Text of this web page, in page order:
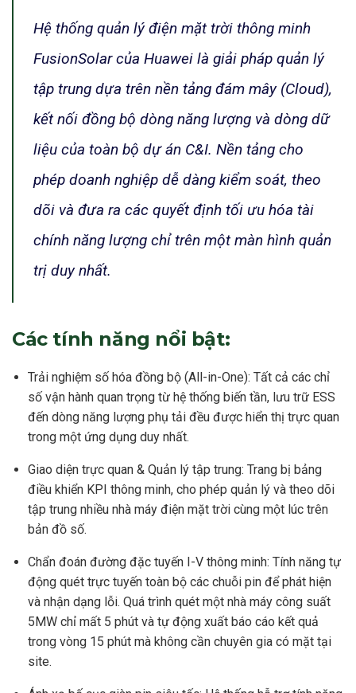
Hệ thống quản lý điện mặt trời thông minh
FusionSolar của Huawei là giải pháp quản lý
tập trung dựa trên nền tảng đám mây (Cloud),
kết nối đồng bộ dòng năng lượng và dòng dữ
liệu của toàn bộ dự án C&I. Nền tảng cho
phép doanh nghiệp dễ dàng kiểm soát, theo
dõi và đưa ra các quyết định tối ưu hóa tài
chính năng lượng chỉ trên một màn hình quản
trị duy nhất.
Các tính năng nổi bật:
Trải nghiệm số hóa đồng bộ (All-in-One): Tất cả các chỉ
số vận hành quan trọng từ hệ thống biến tần, lưu trữ ESS
đến dòng năng lượng phụ tải đều được hiển thị trực quan
trong một ứng dụng duy nhất.
Giao diện trực quan & Quản lý tập trung: Trang bị bảng
điều khiển KPI thông minh, cho phép quản lý và theo dõi
tập trung nhiều nhà máy điện mặt trời cùng một lúc trên
bản đồ số.
Chẩn đoán đường đặc tuyến I-V thông minh: Tính năng tự
động quét trực tuyến toàn bộ các chuỗi pin để phát hiện
và nhận dạng lỗi. Quá trình quét một nhà máy công suất
5MW chỉ mất 5 phút và tự động xuất báo cáo kết quả
trong vòng 15 phút mà không cần chuyên gia có mặt tại
site.